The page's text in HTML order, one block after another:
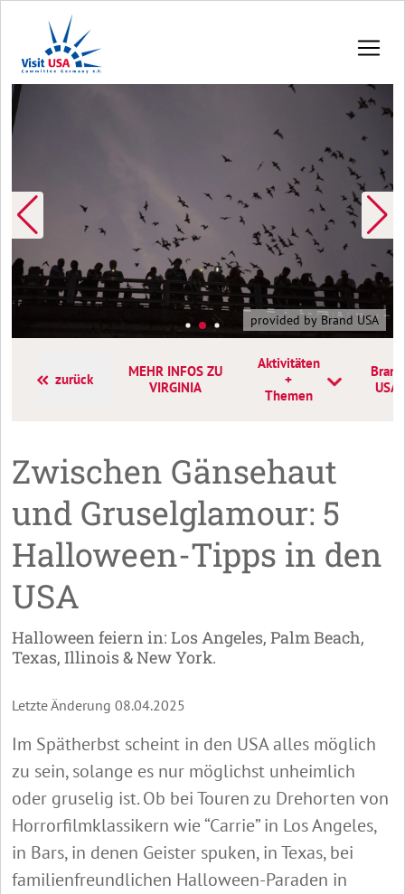
provided by Brand USA
zurück
MEHR INFOS ZU
VIRGINIA
Aktivitäten
+
Themen
Brand
USA
Zwischen Gänsehaut
und Gruselglamour: 5
Halloween-Tipps in den
USA
Halloween feiern in: Los Angeles, Palm Beach,
Texas, Illinois & New York.
Letzte Änderung 08.04.2025
Im Spätherbst scheint in den USA alles möglich
zu sein, solange es nur möglichst unheimlich
oder gruselig ist. Ob bei Touren zu Drehorten von
Horrorfilmklassikern wie “Carrie” in Los Angeles,
in Bars, in denen Geister spuken, in Texas, bei
familienfreundlichen Halloween-Paraden in